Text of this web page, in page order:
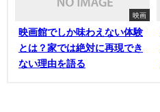
映画
映画館でしか味わえない体験
とは？家では絶対に再現でき
ない理由を語る